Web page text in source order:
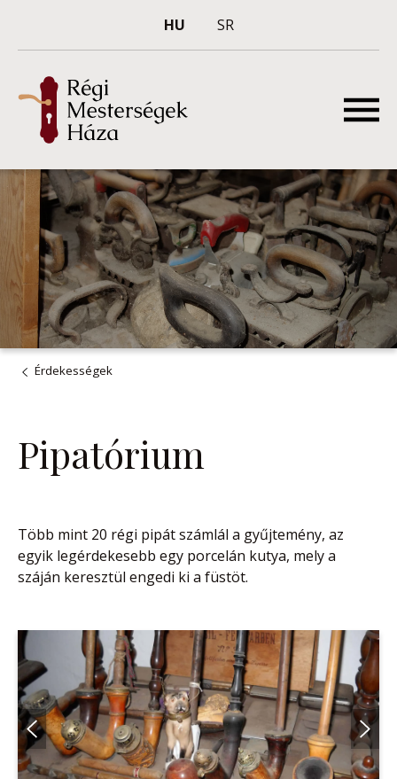
HU SR
Érdekességek
Pipatórium
Több mint 20 régi pipát számlál a gyűjtemény, az
egyik legérdekesebb egy porcelán kutya, mely a
száján keresztül engedi ki a füstöt.